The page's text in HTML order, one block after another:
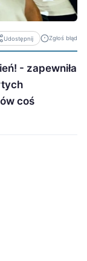
Udostępnij Zgłoś błąd
- zapewniła
coś